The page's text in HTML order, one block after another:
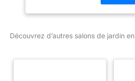
75cm -
40 × H
:
-
Découvrez d’autres salons de jardin